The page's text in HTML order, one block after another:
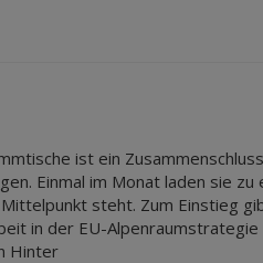
ist ein
Einmal im Monat laden sie
steht. Zum Einstieg
in der EU-Alpenraumstrategie
Hinter